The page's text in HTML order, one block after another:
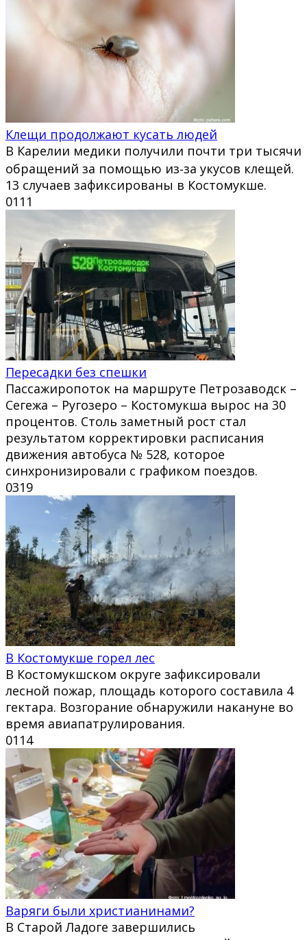
Клещи продолжают кусать людей
В Карелии медики получили почти три тысячи
обращений за помощью из‑за укусов клещей.
13 случаев зафиксированы в Костомукше.
0111
Пересадки без спешки
Пассажиропоток на маршруте Петрозаводск –
Сегежа – Ругозеро – Костомукша вырос на 30
процентов. Столь заметный рост стал
результатом корректировки расписания
движения автобуса № 528, которое
синхронизировали с графиком поездов.
0319
В Костомукше горел лес
В Костомукшском округе зафиксировали
лесной пожар, площадь которого составила 4
гектара. Возгорание обнаружили накануне во
время авиапатрулирования.
0114
Варяги были христианинами?
В Старой Ладоге завершились